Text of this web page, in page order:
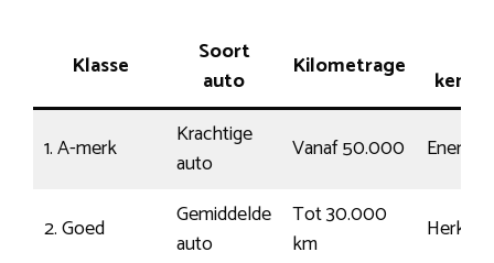
Klasse
Soort
auto
Kilometrage
1. A-merk
Krachtige
auto
Vanaf 50.000 Energiek
2. Goed
Gemiddelde
auto
Tot 30.000
km